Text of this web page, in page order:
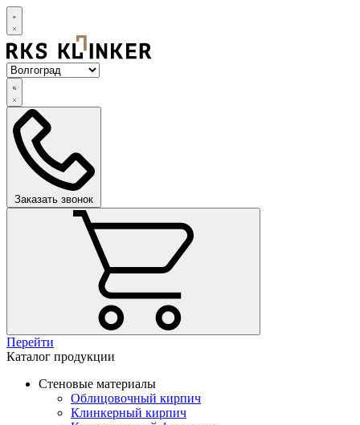
Заказать звонок
Перейти
Каталог продукции
Стеновые материалы
Облицовочный кирпич
Клинкерный кирпич